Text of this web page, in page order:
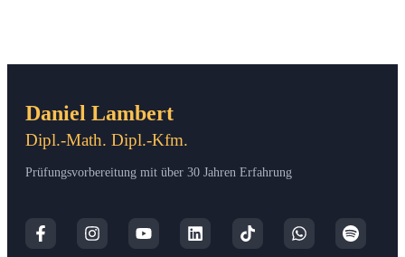
Daniel Lambert
Dipl.-Math. Dipl.-Kfm.
Prüfungsvorbereitung mit über 30 Jahren Erfahrung